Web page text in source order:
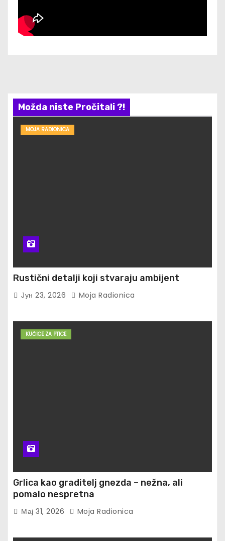
Možda niste Pročitali ?!
MOJA RADIONICA
Rustični detalji koji stvaraju ambijent
Јун 23, 2026 Moja Radionica
KUĆICE ZA PTICE
Grlica kao graditelj gnezda – nežna, ali
pomalo nespretna
Мај 31, 2026 Moja Radionica